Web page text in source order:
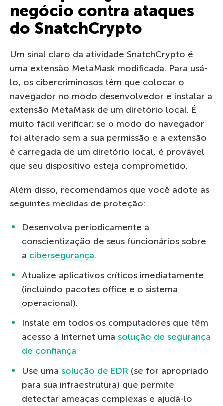
negócio contra ataques
do SnatchCrypto
Um sinal claro da atividade SnatchCrypto é
uma extensão MetaMask modificada. Para usá-
lo, os cibercriminosos têm que colocar o
navegador no modo desenvolvedor e instalar a
extensão MetaMask de um diretório local. É
muito fácil verificar: se o modo do navegador
foi alterado sem a sua permissão e a extensão
é carregada de um diretório local, é provável
que seu dispositivo esteja comprometido.
Além disso, recomendamos que você adote as
seguintes medidas de proteção:
Desenvolva periodicamente a
conscientização de seus funcionários sobre
a cibersegurança.
Atualize aplicativos críticos imediatamente
(incluindo pacotes office e o sistema
operacional).
Instale em todos os computadores que têm
acesso à Internet uma solução de segurança
de confiança
Use uma solução de EDR (se for apropriado
para sua infraestrutura) que permite
detectar ameaças complexas e ajudá-lo